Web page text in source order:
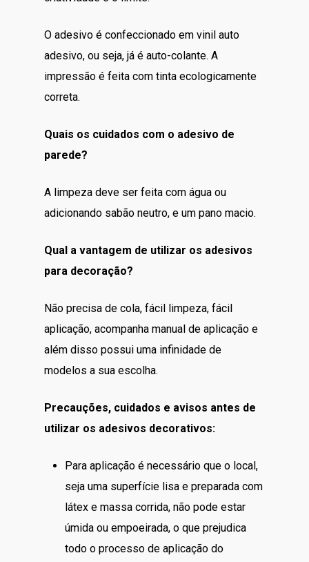
O adesivo é confeccionado em vinil auto
adesivo, ou seja, já é auto-colante. A
impressão é feita com tinta ecologicamente
correta.
Quais os cuidados com o adesivo de
parede?
A limpeza deve ser feita com água ou
adicionando sabão neutro, e um pano macio.
Qual a vantagem de utilizar os adesivos
para decoração?
Não precisa de cola, fácil limpeza, fácil
aplicação, acompanha manual de aplicação e
além disso possui uma infinidade de
modelos a sua escolha.
Precauções, cuidados e avisos antes de
utilizar os adesivos decorativos:
Para aplicação é necessário que o local,
seja uma superfície lisa e preparada com
látex e massa corrida, não pode estar
úmida ou empoeirada, o que prejudica
todo o processo de aplicação do